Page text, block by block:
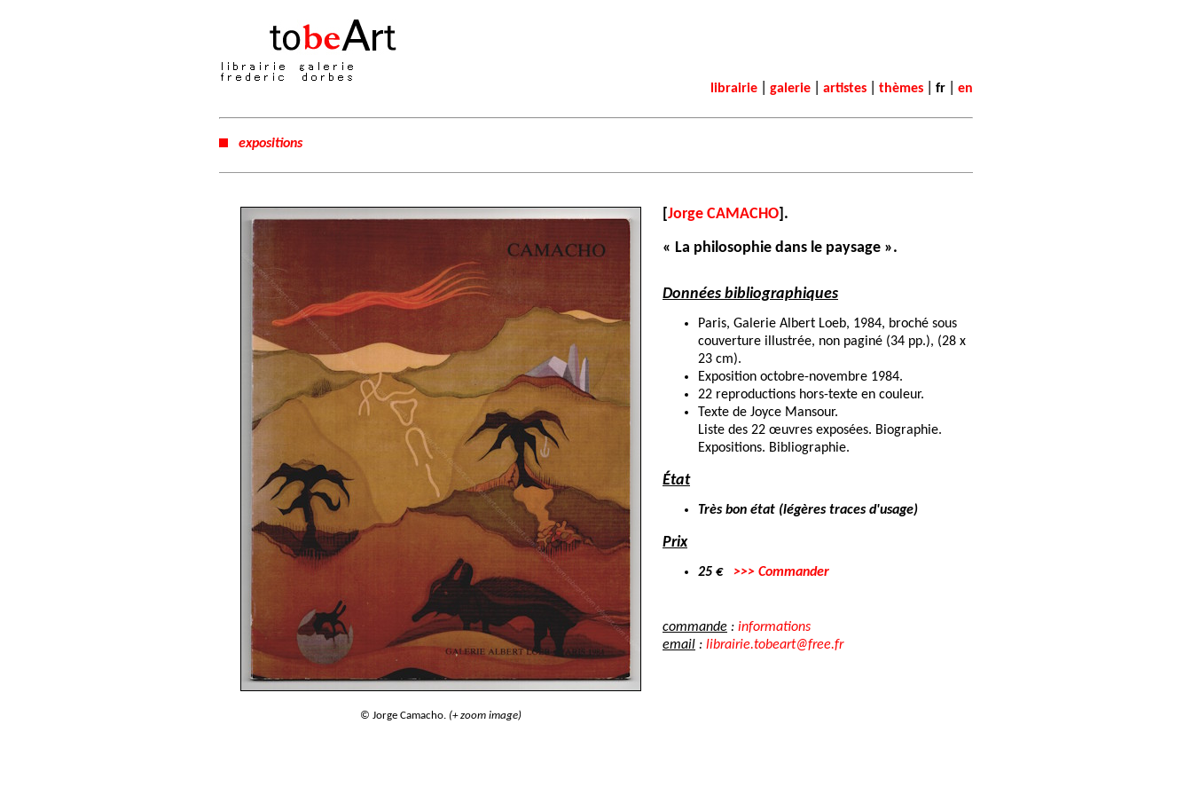
librairie galerie artistes thèmes fr en
expositions
© Jorge Camacho. (+ zoom image)
[Jorge CAMACHO].
« La philosophie dans le paysage ».
Données bibliographiques
Paris, Galerie Albert Loeb, 1984, broché sous
couverture illustrée, non paginé (34 pp.), (28 x
23 cm).
Exposition octobre-novembre 1984.
22 reproductions hors-texte en couleur.
Texte de Joyce Mansour.
Liste des 22 œuvres exposées. Biographie.
Expositions. Bibliographie.
État
Très bon état (légères traces d'usage)
Prix
25 € >>> Commander
commande : informations
email : librairie.tobeart@free.fr